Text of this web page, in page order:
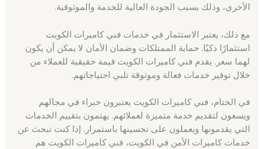
الأخرى، وذلك بسبب الجودة العالية للخدمة والموثوقية.
مع ذلك، يعتبر الاستثمار في خدمات فني كاميرات الكويت
استثمارًا ذكيًا. حماية الممتلكات وضمان الأمان لا يمكن أن يكون
لهما سعر. يقدم فني كاميرات الكويت قيمة حقيقية للعملاء من
خلال توفير خدمات فعالة وموثوقة تلبي احتياجاتهم.
في الختام، فني كاميرات الكويت يعتبرون خبراء في مجالهم
ويسعون لتقديم خدمة متميزة لعملائهم. يهتمون بتقييم الخدمات
التي يقدمونها ويعملون على تحسينها باستمرار. إذا كنت تبحث عن
خدمات كاميرات الأمن في الكويت، فني كاميرات الكويت هم